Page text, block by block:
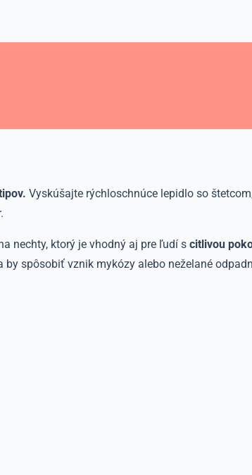
Vyskúšajte rýchloschnúce lepidlo so
nechty, ktorý je vhodný aj pre ľudí s citlivou
by spôsobiť vznik mykózy alebo neželané